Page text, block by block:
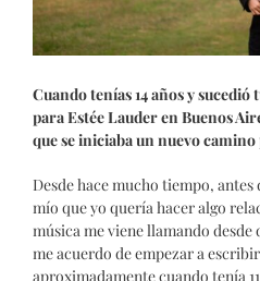
Cuando tenías 14 años y
para Estée Lauder en Buenos
que se iniciaba un nuevo
Desde hace mucho tiempo, antes
mío que yo quería hacer algo
música me viene llamando
me acuerdo de empezar a
aproximadamente cuando tenía